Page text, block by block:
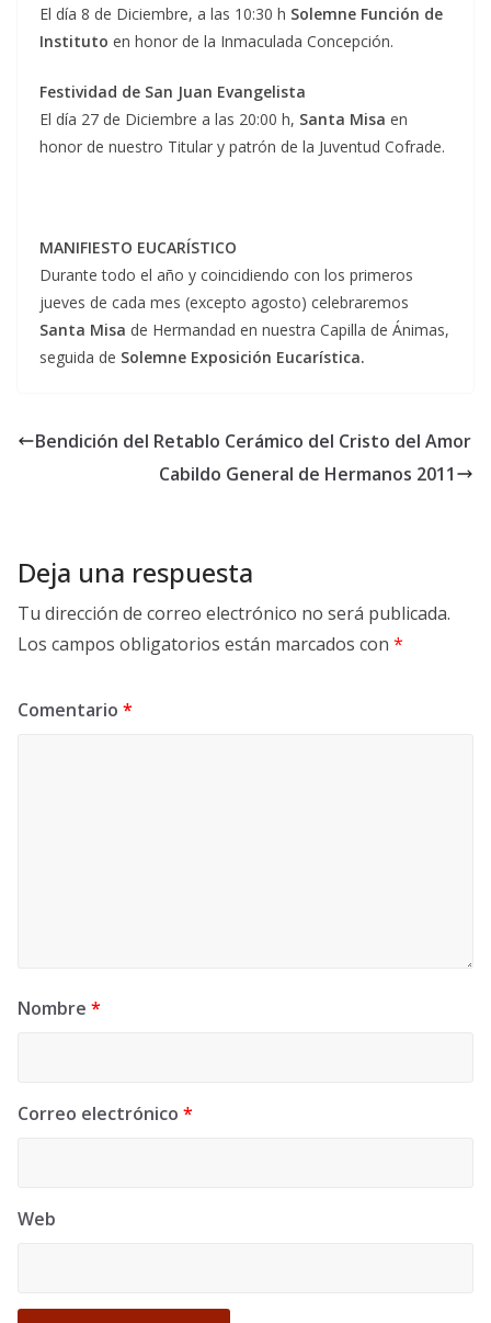
El día 8 de Diciembre, a las 10:30 h Solemne Función de
Instituto en honor de la Inmaculada Concepción.
Festividad de San Juan Evangelista
El día 27 de Diciembre a las 20:00 h, Santa Misa en
honor de nuestro Titular y patrón de la Juventud Cofrade.
MANIFIESTO EUCARÍSTICO
Durante todo el año y coincidiendo con los primeros
jueves de cada mes (excepto agosto) celebraremos
Santa Misa de Hermandad en nuestra Capilla de Ánimas,
seguida de Solemne Exposición Eucarística.
Bendición del Retablo Cerámico del Cristo del Amor
Cabildo General de Hermanos 2011
Deja una respuesta
Tu dirección de correo electrónico no será publicada.
Los campos obligatorios están marcados con *
Comentario *
Nombre *
Correo electrónico *
Web